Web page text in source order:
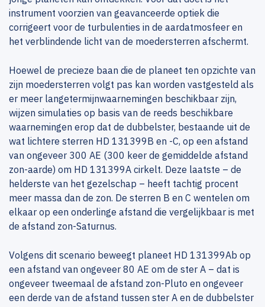
instrument voorzien van geavanceerde optiek die
corrigeert voor de turbulenties in de aardatmosfeer en
het verblindende licht van de moedersterren afschermt.
Hoewel de precieze baan die de planeet ten opzichte van
zijn moedersterren volgt pas kan worden vastgesteld als
er meer langetermijnwaarnemingen beschikbaar zijn,
wijzen simulaties op basis van de reeds beschikbare
waarnemingen erop dat de dubbelster, bestaande uit de
wat lichtere sterren HD 131399B en -C, op een afstand
van ongeveer 300 AE (300 keer de gemiddelde afstand
zon-aarde) om HD 131399A cirkelt. Deze laatste – de
helderste van het gezelschap – heeft tachtig procent
meer massa dan de zon. De sterren B en C wentelen om
elkaar op een onderlinge afstand die vergelijkbaar is met
de afstand zon-Saturnus.
Volgens dit scenario beweegt planeet HD 131399Ab op
een afstand van ongeveer 80 AE om de ster A – dat is
ongeveer tweemaal de afstand zon-Pluto en ongeveer
een derde van de afstand tussen ster A en de dubbelster